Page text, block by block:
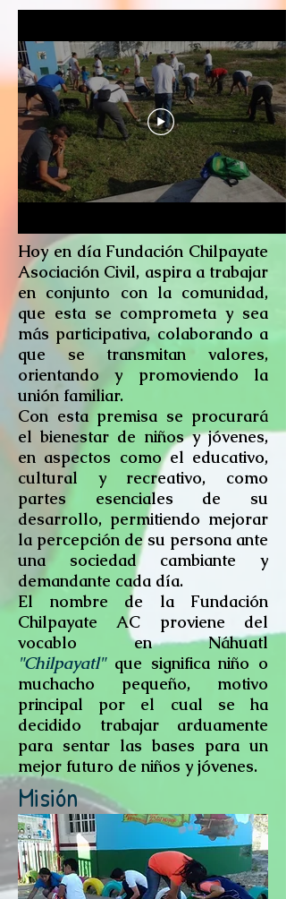
Hoy en día Fundación Chilpayate
Asociación Civil, aspira a trabajar
en conjunto con la comunidad,
que esta se comprometa y sea
más participativa, colaborando a
que se transmitan valores,
orientando y promoviendo la
unión familiar.
Con esta premisa se procurará
el bienestar de niños y jóvenes,
en aspectos como el educativo,
cultural y recreativo, como
partes esenciales de su
desarrollo, permitiendo mejorar
la percepción de su persona ante
una sociedad cambiante y
demandante cada día.
El nombre de la Fundación
Chilpayate AC proviene del
vocablo en Náhuatl
"Chilpayatl"que significa niño o
muchacho pequeño, motivo
principal por el cual se ha
decidido trabajar arduamente
para sentar las bases para un
mejor futuro de niños y jóvenes.
Misión